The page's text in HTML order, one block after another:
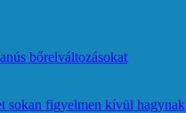
bőrelváltozásokat
sokan figyelmen kívül hagynak